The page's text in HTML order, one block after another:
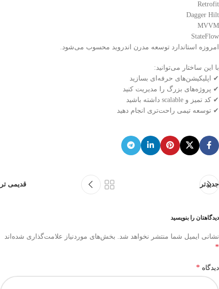
Retrofit
Dagger Hilt
MVVM
StateFlow
امروزه استاندارد توسعه مدرن اندروید محسوب می‌شود.
با این ساختار می‌توانید:
✔ اپلیکیشن‌های حرفه‌ای بسازید
✔ پروژه‌های بزرگ را مدیریت کنید
✔ کد تمیز و scalable داشته باشید
✔ توسعه تیمی راحت‌تری انجام دهید
جدیدتر قدیمی تر
دیدگاهتان را بنویسید
نشانی ایمیل شما منتشر نخواهد شد. بخش‌های موردنیاز علامت‌گذاری شده‌اند
*
دیدگاه *